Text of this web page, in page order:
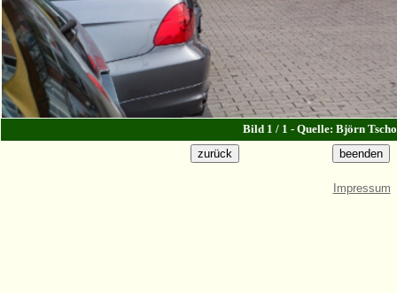
Bild 1 / 1 - Quelle: Björn
Impressum